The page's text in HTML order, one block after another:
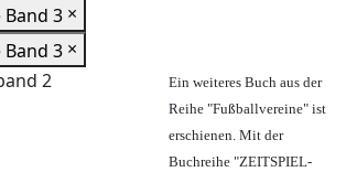
×
×
Ein weiteres Buch aus der
Reihe "Fußballvereine" ist
erschienen. Mit der
Buchreihe "ZEITSPIEL-